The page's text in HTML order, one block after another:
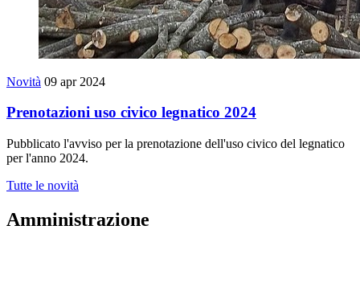
Novità 09 apr 2024
Prenotazioni uso civico legnatico 2024
Pubblicato l'avviso per la prenotazione dell'uso civico del legnatico
per l'anno 2024.
Tutte le novità
Amministrazione